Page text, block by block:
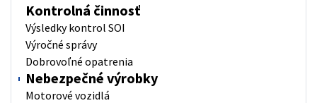
Kontrolná činnosť
Výsledky kontrol SOI
Výročné správy
Dobrovoľné opatrenia
Nebezpečné výrobky
Motorové vozidlá